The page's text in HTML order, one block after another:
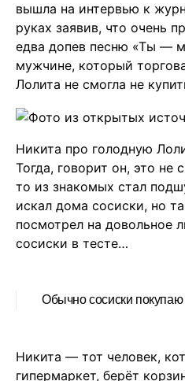
вышла на интервью к
руках заявив, что очень
едва допев песню «Ты —
мужчине, который
Лолита не смогла не
Никита про голодную
Тогда, говорит он, это не
то из знакомых стал
искал дома сосиски, но
посмотрел на довольное
сосиски в тесте…
Обычно сосиски покупаю
Никита — тот человек,
гипермаркет, берёт